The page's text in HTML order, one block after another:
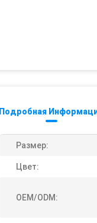
Подробная
Размер:
Цвет:
OEM/ODM: